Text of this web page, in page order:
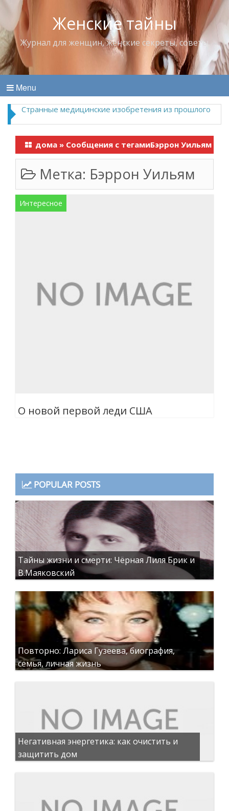
Женские тайны
Журнал для женщин, женские секреты, советы
Menu
Странные медицинские изобретения из прошлого
дома » Сообщения с тегамиБэррон Уильям
Метка: Бэррон Уильям
Интересное
О новой первой леди США
POPULAR POSTS
Тайны жизни и смерти: Чёрная Лиля Брик и
В.Маяковский
Повторно: Лариса Гузеева, биография,
семья, личная жизнь
Негативная энергетика: как очистить и
защитить дом